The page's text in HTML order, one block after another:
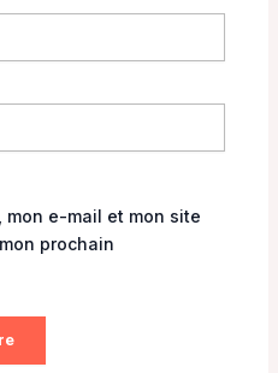
mon e-mail et mon site
prochain